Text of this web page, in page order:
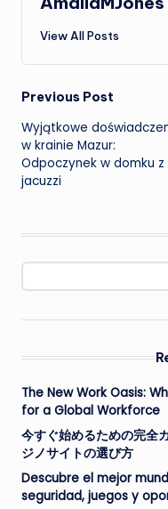
View All Posts
Post
navigation
Previous Post
Wyjątkowe
w krainie Mazur:
Odpoczynek w domku z
jacuzzi
The New Work Oasis:
for a Global Workforce
今すぐ始めるための完全
ジノサイトの選び方
Descubre el mejor
seguridad, juegos y